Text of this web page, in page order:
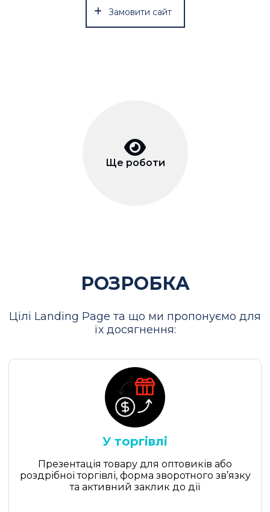
Замовити сайт
Ще роботи
РОЗРОБКА
Цілі Landing Page та що ми пропонуємо для
їх досягнення:
У торгівлі
Презентація товару для оптовиків або
роздрібної торгівлі, форма зворотного зв’язку
та активний заклик до дії